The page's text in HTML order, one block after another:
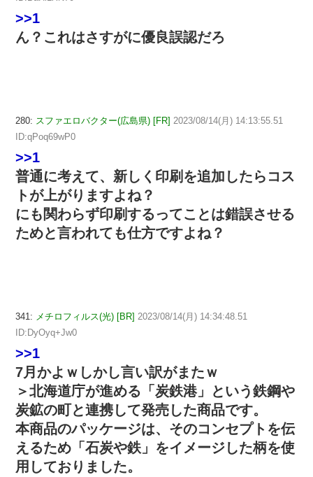
>>1
ん？これはさすがに優良誤認だろ
280: スファエロバクター(広島県) [FR] 2023/08/14(月) 14:13:55.51
ID:qPoq69wP0
>>1
普通に考えて、新しく印刷を追加したらコス
トが上がりますよね？
にも関わらず印刷するってことは錯誤させる
ためと言われても仕方ですよね？
341: メチロフィルス(光) [BR] 2023/08/14(月) 14:34:48.51
ID:DyOyq+Jw0
>>1
7月かよｗしかし言い訳がまたｗ
＞北海道庁が進める「炭鉄港」という鉄鋼や
炭鉱の町と連携して発売した商品です。
本商品のパッケージは、そのコンセプトを伝
えるため「石炭や鉄」をイメージした柄を使
用しておりました。